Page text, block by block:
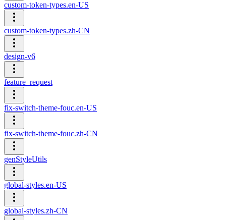
custom-token-types.en-US
custom-token-types.zh-CN
design-v6
feature_request
fix-switch-theme-fouc.en-US
fix-switch-theme-fouc.zh-CN
genStyleUtils
global-styles.en-US
global-styles.zh-CN